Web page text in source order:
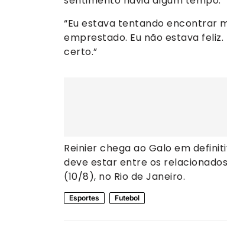
“Eu estava tentando encontrar
emprestado. Eu não estava
certo.”
Reinier chega ao Galo em
deve estar entre os
(10/8), no Rio de Janeiro.
Esportes Futebol